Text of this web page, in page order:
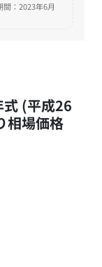
：2023年6月
(平成26
相場価格